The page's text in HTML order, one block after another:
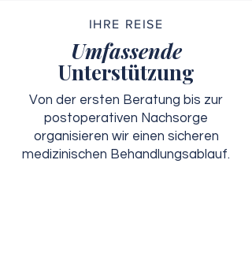
IHRE REISE
Umfassende
Unterstützung
Von der ersten Beratung bis zur
postoperativen Nachsorge
organisieren wir einen sicheren
medizinischen Behandlungsablauf.